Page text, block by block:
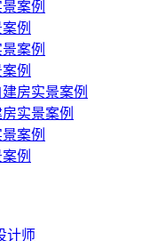
例
例
实景案例
例